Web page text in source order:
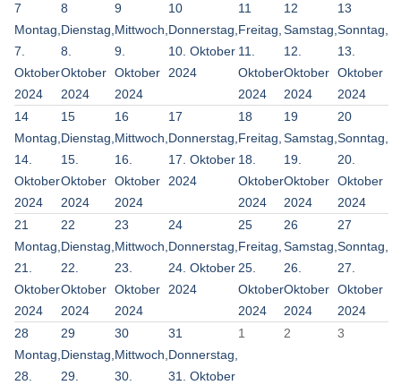
7
Montag,
7.
Oktober
2024
8
Dienstag,
8.
Oktober
2024
9
Mittwoch,
9.
Oktober
2024
10
Donnerstag,
10. Oktober
2024
11
Freitag,
11.
Oktober
2024
12
Samstag,
12.
Oktober
2024
13
Sonntag,
13.
Oktober
2024
14
Montag,
14.
Oktober
2024
15
Dienstag,
15.
Oktober
2024
16
Mittwoch,
16.
Oktober
2024
17
Donnerstag,
17. Oktober
2024
18
Freitag,
18.
Oktober
2024
19
Samstag,
19.
Oktober
2024
20
Sonntag,
20.
Oktober
2024
21
Montag,
21.
Oktober
2024
22
Dienstag,
22.
Oktober
2024
23
Mittwoch,
23.
Oktober
2024
24
Donnerstag,
24. Oktober
2024
25
Freitag,
25.
Oktober
2024
26
Samstag,
26.
Oktober
2024
27
Sonntag,
27.
Oktober
2024
28
Montag,
28.
29
Dienstag,
29.
30
Mittwoch,
30.
31
Donnerstag,
31. Oktober
1 2 3